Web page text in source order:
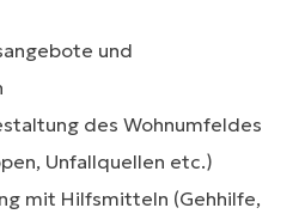
und
des Wohnumfeldes
Unfallquellen etc.)
mit Hilfsmitteln (Gehhilfe,